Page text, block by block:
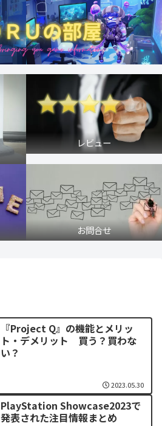
レビュー
お問合せ
『Project Q』の機能とメリッ
ト・デメリット 買う？買わな
い？
2023.05.30
PlayStation Showcase2023で
発表された注目情報まとめ